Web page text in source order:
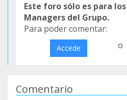
Este foro sólo es para
Managers del Grupo.
Para poder comentar:
Accede o
Comentario